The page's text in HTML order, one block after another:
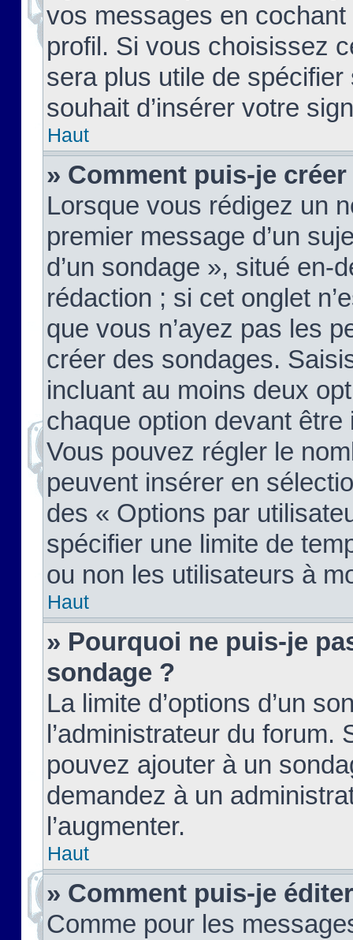
vos messages en
profil. Si vous choisissez
sera plus utile de
souhait d’insérer votre
Haut
» Comment puis-je
Lorsque vous rédigez un
premier message d’un
d’un sondage », situé en-
rédaction ; si cet onglet
que vous n’ayez pas les
créer des sondages.
incluant au moins deux
chaque option devant
Vous pouvez régler le
peuvent insérer en
des « Options par
spécifier une limite de
ou non les utilisateurs à
Haut
» Pourquoi ne puis-je
sondage ?
La limite d’options d’un
l’administrateur du forum.
pouvez ajouter à un
demandez à un
l’augmenter.
Haut
» Comment puis-je
Comme pour les